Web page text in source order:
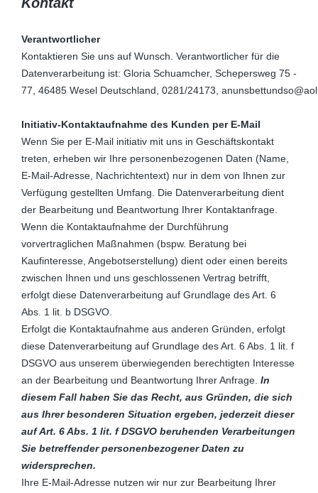
Verantwortlicher
Kontaktieren Sie uns auf Wunsch. Verantwortlicher für die
Datenverarbeitung ist: Gloria Schuamcher, Schepersweg 75 -
77, 46485 Wesel Deutschland, 0281/24173,
Initiativ-Kontaktaufnahme des Kunden per E-Mail
Wenn Sie per E-Mail initiativ mit uns in Geschäftskontakt
treten, erheben wir Ihre personenbezogenen Daten (Name,
E-Mail-Adresse, Nachrichtentext) nur in dem von Ihnen zur
Verfügung gestellten Umfang. Die Datenverarbeitung dient
der Bearbeitung und Beantwortung Ihrer Kontaktanfrage.
Wenn die Kontaktaufnahme der Durchführung
vorvertraglichen Maßnahmen (bspw. Beratung bei
Kaufinteresse, Angebotserstellung) dient oder einen bereits
zwischen Ihnen und uns geschlossenen Vertrag betrifft,
erfolgt diese Datenverarbeitung auf Grundlage des Art. 6
Abs. 1 lit. b DSGVO.
Erfolgt die Kontaktaufnahme aus anderen Gründen, erfolgt
diese Datenverarbeitung auf Grundlage des Art. 6 Abs. 1 lit. f
DSGVO aus unserem überwiegenden berechtigten Interesse
an der Bearbeitung und Beantwortung Ihrer Anfrage. In
diesem Fall haben Sie das Recht, aus Gründen, die sich
aus Ihrer besonderen Situation ergeben, jederzeit dieser
auf Art. 6 Abs. 1 lit. f DSGVO beruhenden Verarbeitungen
Sie betreffender personenbezogener Daten zu
widersprechen.
Ihre E-Mail-Adresse nutzen wir nur zur Bearbeitung Ihrer